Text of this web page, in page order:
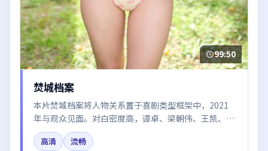
99:50
焚城档案
本片焚城档案将人物关系置于喜剧类型框架中，2021
年与观众见面。对白密度高，谭卓、梁朝伟、王凯、周
冬雨的台词节奏值得关注；整体气质偏美国都市与冷色
调摄影。
高清
流畅